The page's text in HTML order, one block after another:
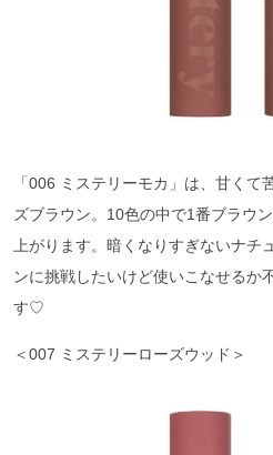
「006 ミステリーモカ」は、甘くて
ズブラウン。10色の中で1番ブラウ
上がります。暗くなりすぎないナチ
ンに挑戦したいけど使いこなせる
す♡
＜007 ミステリーローズウッド＞